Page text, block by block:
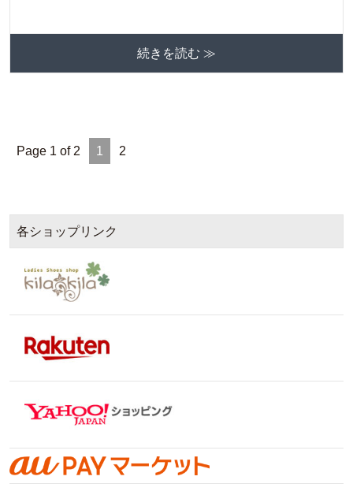
続きを読む ≫
Page 1 of 2 1 2
各ショップリンク